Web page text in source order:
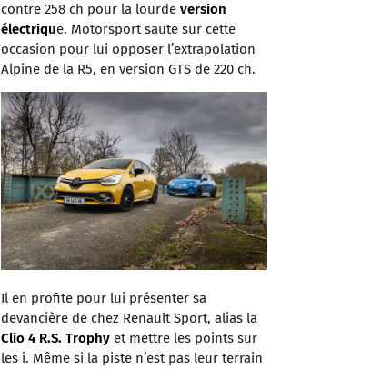
contre 258 ch pour la lourdeversion
électrique. Motorsport saute sur cette
occasion pour lui opposer l’extrapolation
Alpine de la R5, en version GTS de 220 ch.
Il en profite pour lui présenter sa
devancière de chez Renault Sport, alias la
Clio 4 R.S. Trophy et mettre les points sur
les i. Même si la piste n’est pas leur terrain